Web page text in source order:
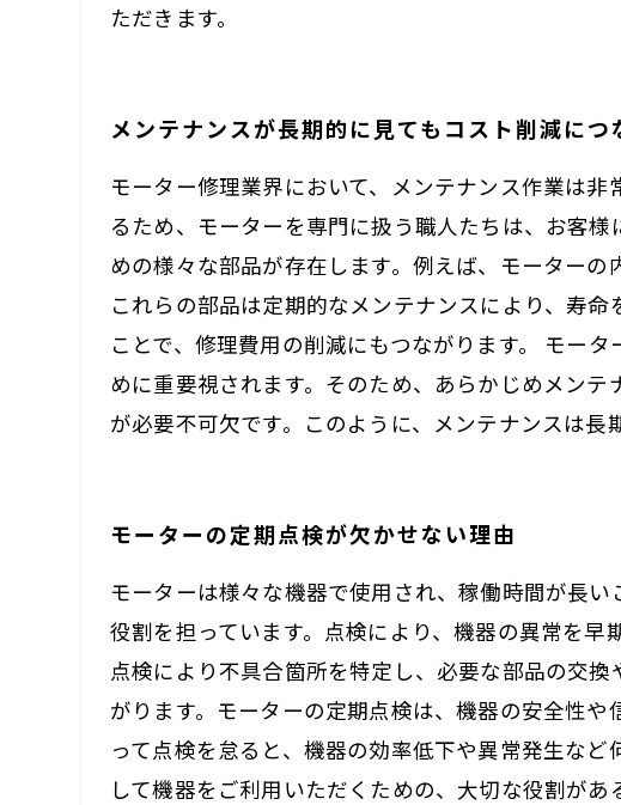
ただきます。
メンテナンスが長期的に見てもコスト削減につ
モーター修理業界において、メンテナンス作業は
るため、モーターを専門に扱う職人たちは、お客
めの様々な部品が存在します。例えば、モーター
これらの部品は定期的なメンテナンスにより、寿
ことで、修理費用の削減にもつながります。 モー
めに重要視されます。そのため、あらかじめメン
が必要不可欠です。このように、メンテナンスは長
モーターの定期点検が欠かせない理由
モーターは様々な機器で使用され、稼働時間が長
役割を担っています。点検により、機器の異常を
点検により不具合箇所を特定し、必要な部品の交
がります。モーターの定期点検は、機器の安全性
って点検を怠ると、機器の効率低下や異常発生な
して機器をご利用いただくための、大切な役割があ